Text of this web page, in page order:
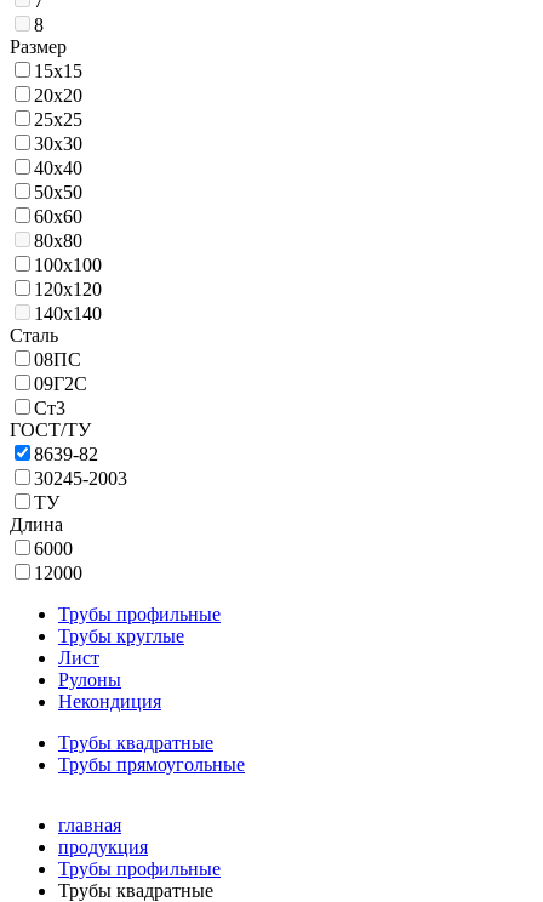
8
Размер
15х15
20х20
25х25
30х30
40х40
50х50
60х60
80х80
100х100
120х120
140х140
Сталь
08ПС
09Г2С
Ст3
ГОСТ/ТУ
8639-82
30245-2003
ТУ
Длина
6000
12000
Трубы профильные
Трубы круглые
Лист
Рулоны
Некондиция
Трубы квадратные
Трубы прямоугольные
главная
продукция
Трубы профильные
Трубы квадратные